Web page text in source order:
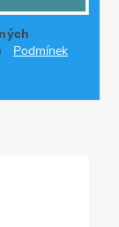
Podmínek